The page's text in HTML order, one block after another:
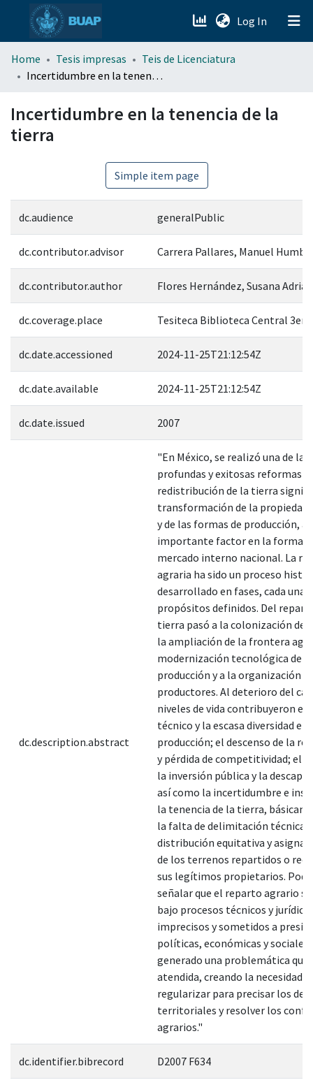
Log In (current)
menu.section.about_menu
Home Tesis impresas
Teis de Licenciatura
Incertidumbre en la tenencia de la tierra
Incertidumbre en la tenencia de la
tierra
Simple item page
dc.audience generalPublic
dc.contributor.advisor Carrera Pallares, Manuel
dc.contributor.author Flores Hernández, Susana
dc.coverage.place Tesiteca Biblioteca Central 3er.
dc.date.accessioned 2024-11-25T21:12:54Z
dc.date.available 2024-11-25T21:12:54Z
dc.date.issued 2007
dc.description.abstract
"En México, se realizó una de las
profundas y exitosas reformas
redistribución de la tierra
transformación de la
y de las formas de producción,
importante factor en la
mercado interno nacional. La
agraria ha sido un proceso
desarrollado en fases, cada una
propósitos definidos. Del
tierra pasó a la colonización
la ampliación de la frontera
modernización tecnológica de la
producción y a la organización
productores. Al deterioro del
niveles de vida contribuyeron el
técnico y la escasa diversidad en
producción; el descenso de la
y pérdida de competitividad; el
la inversión pública y la
así como la incertidumbre e
la tenencia de la tierra,
la falta de delimitación técnica,
distribución equitativa y
de los terrenos repartidos o
sus legítimos propietarios.
señalar que el reparto agrario
bajo procesos técnicos y
imprecisos y sometidos a
políticas, económicas y
generado una problemática que
atendida, creando la necesidad
regularizar para precisar los
territoriales y resolver los
agrarios."
dc.identifier.bibrecord D2007 F634